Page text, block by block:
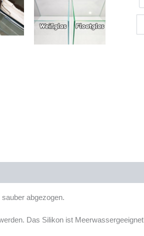
abgezogen.
Das Silikon ist